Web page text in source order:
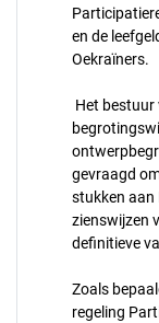
en de
Oekraïners.
Het bestuur
gevraagd
stukken aan
zienswijzen
definitieve
Zoals
regeling